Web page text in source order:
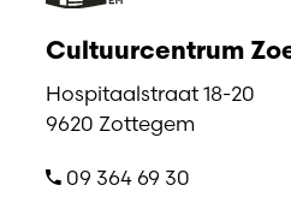
Cultuurcentrum
Hospitaalstraat 18-20
9620 Zottegem
09 364 69 30